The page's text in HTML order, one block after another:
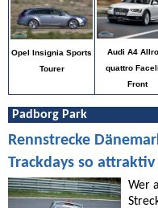
Opel Insignia Sports
Tourer
Audi A4
quattro
Front
Padborg Park
Rennstrecke
Trackdays so
Wer